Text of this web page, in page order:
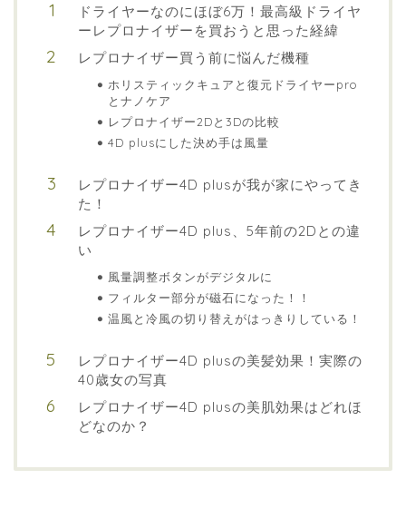
ドライヤーなのにほぼ6万！最高級ドライヤ
ーレプロナイザーを買おうと思った経緯
レプロナイザー買う前に悩んだ機種
ホリスティックキュアと復元ドライヤーpro
とナノケア
レプロナイザー2Dと3Dの比較
4D plusにした決め手は風量
レプロナイザー4D plusが我が家にやってき
た！
レプロナイザー4D plus、5年前の2Dとの違
い
風量調整ボタンがデジタルに
フィルター部分が磁石になった！！
温風と冷風の切り替えがはっきりしている！
レプロナイザー4D plusの美髪効果！実際の
40歳女の写真
レプロナイザー4D plusの美肌効果はどれほ
どなのか？